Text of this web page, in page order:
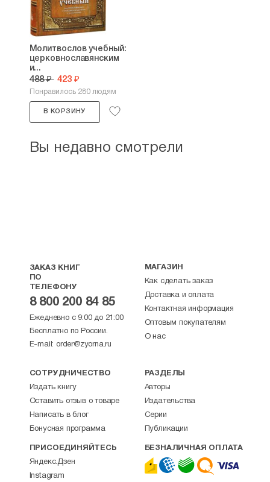
Молитвослов учебный:
церковнославянским
и...
488 ₽ 423 ₽
Понравилось 280 людям
В КОРЗИНУ
Вы недавно смотрели
ЗАКАЗ КНИГ
ПО
ТЕЛЕФОНУ
8 800 200 84 85
Ежедневно с 9:00 до 21:00
Бесплатно по России.
E-mail: order@zyorna.ru
МАГАЗИН
Как сделать заказ
Доставка и оплата
Контактная информация
Оптовым покупателям
О нас
СОТРУДНИЧЕСТВО
Издать книгу
Оставить отзыв о товаре
Написать в блог
Бонусная программа
РАЗДЕЛЫ
Авторы
Издательства
Серии
Публикации
ПРИСОЕДИНЯЙТЕСЬ
Яндекс.Дзен
Instagram
БЕЗНАЛИЧНАЯ ОПЛАТА